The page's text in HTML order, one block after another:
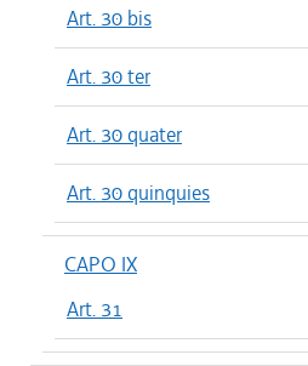
Art. 30 bis
Art. 30 ter
Art. 30 quater
Art. 30 quinquies
CAPO IX
Art. 31